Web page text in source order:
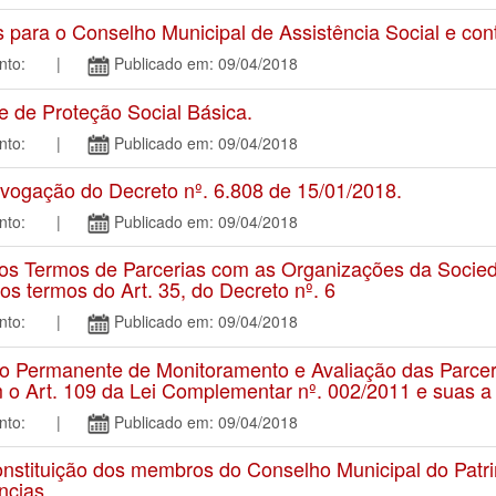
o Conselho Municipal de Assistência Social e
| Publicado em: 09/04/2018
de Proteção Social Básica.
| Publicado em: 09/04/2018
do Decreto nº. 6.808 de 15/01/2018.
| Publicado em: 09/04/2018
Termos de Parcerias com as Organizações da
termos do Art. 35, do Decreto nº. 6
| Publicado em: 09/04/2018
Permanente de Monitoramento e Avaliação das
Art. 109 da Lei Complementar nº. 002/2011 e suas a
| Publicado em: 09/04/2018
dos membros do Conselho Municipal do